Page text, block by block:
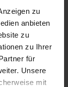
zu
anbieten
zu
zu Ihrer
für
Unsere
mit